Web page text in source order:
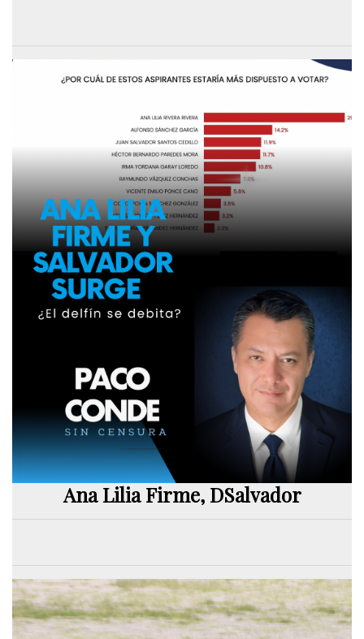
Ana Lilia Firme, DSalvador